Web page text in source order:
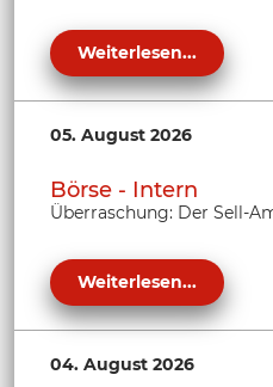
Weiterlesen...
05. August 2026
Börse - Intern
Überraschung: Der Sell-
Weiterlesen...
04. August 2026